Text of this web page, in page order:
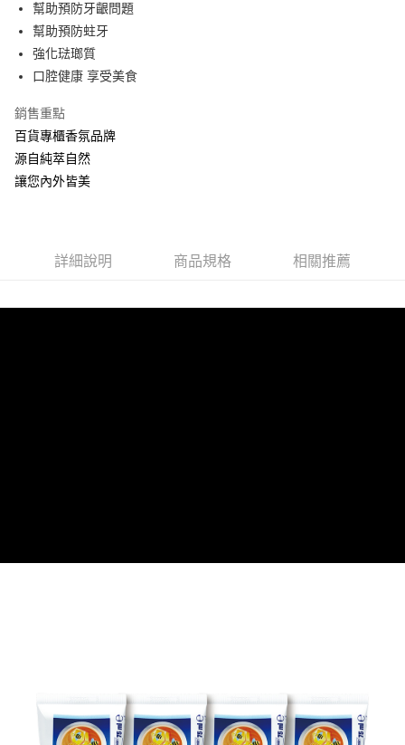
運送方式
付款後全家取貨
7-11取貨付款
每筆NT$60，滿NT$880(含以上)免運費
幫助預防牙齦問題
幫助預防蛀牙
強化琺瑯質
口腔健康 享受美食
銷售重點
百貨專櫃香氛品牌
源自純萃自然
讓您內外皆美
詳細說明 商品規格 相關推薦